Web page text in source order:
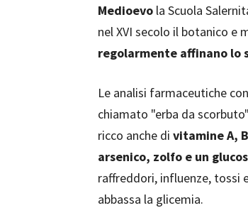
Medioevo la Scuola
nel XVI secolo il botanico e
regolarmente affinano lo
Le analisi farmaceutiche
chiamato "erba da
ricco anche di vitamine A,
arsenico, zolfo e un
raffreddori, influenze, tossi
abbassa la glicemia.